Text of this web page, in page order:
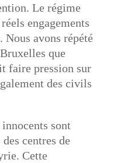
Le régime
engagements
avons répété
que
faire pression sur
des civils
sont
centres de
Cette